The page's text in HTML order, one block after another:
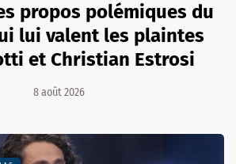
propos polémiques du
lui valent les plaintes
et Christian Estrosi
8 août 2026